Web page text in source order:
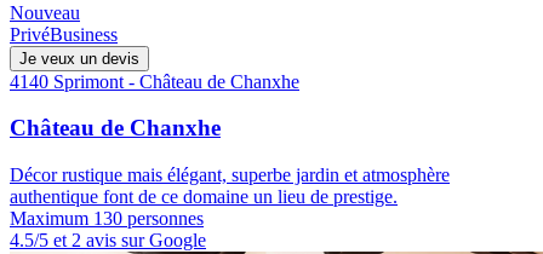
Nouveau
PrivéBusiness
Je veux un devis
4140 Sprimont - Château de Chanxhe
Château de Chanxhe
Décor rustique mais élégant, superbe jardin et atmosphère
authentique font de ce domaine un lieu de prestige.
Maximum 130 personnes
4.5/5 et 2 avis sur Google